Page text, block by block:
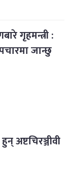
गृहमन्त्री :
जान्छु
अष्टचिरञ्जीवी